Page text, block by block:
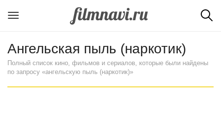
Ангельская пыль (наркотик)
Полный список кино, фильмов и сериалов, которые были найдены
по запросу «ангельскую пыль (наркотик)»